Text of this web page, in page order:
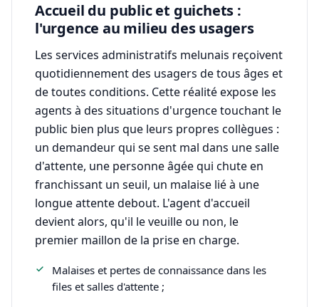
Accueil du public et guichets :
l'urgence au milieu des usagers
Les services administratifs melunais reçoivent
quotidiennement des usagers de tous âges et
de toutes conditions. Cette réalité expose les
agents à des situations d'urgence touchant le
public bien plus que leurs propres collègues :
un demandeur qui se sent mal dans une salle
d'attente, une personne âgée qui chute en
franchissant un seuil, un malaise lié à une
longue attente debout. L'agent d'accueil
devient alors, qu'il le veuille ou non, le
premier maillon de la prise en charge.
Malaises et pertes de connaissance dans les
files et salles d'attente ;